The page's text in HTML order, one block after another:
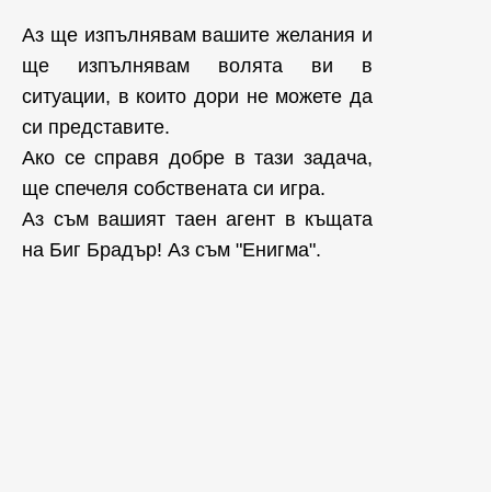
Аз ще изпълнявам вашите желания и
ще изпълнявам волята ви в
ситуации, в които дори не можете да
си представите.
Ако се справя добре в тази задача,
ще спечеля собствената си игра.
Аз съм вашият таен агент в къщата
на Биг Брадър! Аз съм "Енигма".